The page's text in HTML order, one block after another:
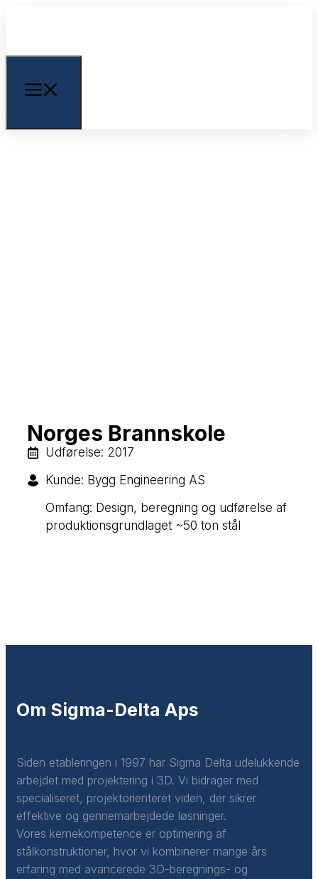
Norges Brannskole
​​Udførelse: 2017
Kunde: Bygg Engineering AS
Omfang: Design, beregning og udførelse af
produktionsgrundlaget ~50 ton stål
Om Sigma-Delta Aps
Siden etableringen i 1997 har Sigma Delta udelukkende
arbejdet med projektering i 3D. Vi bidrager med
specialiseret, projektorienteret viden, der sikrer
effektive og gennemarbejdede løsninger.
Vores kernekompetence er optimering af
stålkonstruktioner, hvor vi kombinerer mange års
erfaring med avancerede 3D-beregnings- og